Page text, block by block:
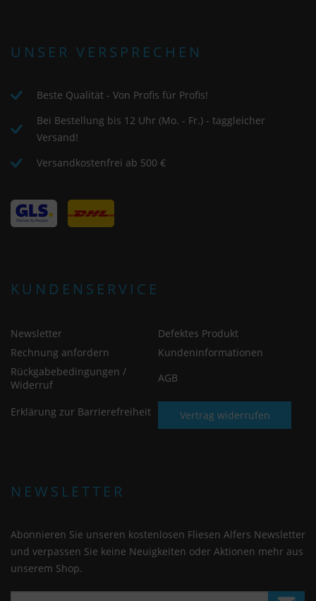
UNSER VERSPRECHEN
Beste Qualität - Von Profis für Profis!
Bei Bestellung bis 12 Uhr (Mo. - Fr.) - taggleicher
Versand!
Versandkostenfrei ab 500 €
KUNDENSERVICE
Newsletter
Defektes Produkt
Rechnung anfordern
Kundeninformationen
Rückgabebedingungen /
Widerruf
AGB
Erklärung zur Barrierefreiheit Vertrag widerrufen
NEWSLETTER
Abonnieren Sie unseren kostenlosen Fliesen Alfers Newsletter
und verpassen Sie keine Neuigkeiten oder Aktionen mehr aus
unserem Shop.